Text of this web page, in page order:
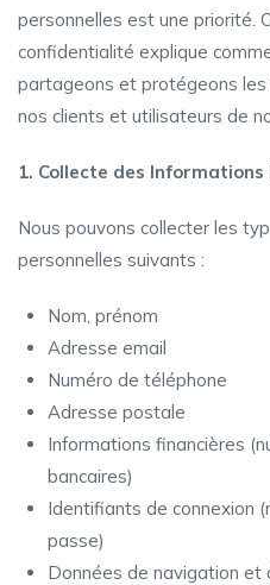
personnelles est une priorité.
confidentialité explique
partageons et protégeons
nos clients et utilisateurs de
1. Collecte des Informations
Nous pouvons collecter les
personnelles suivants :
Nom, prénom
Adresse email
Numéro de téléphone
Adresse postale
Informations financières
bancaires)
Identifiants de connexion
passe)
Données de navigation et